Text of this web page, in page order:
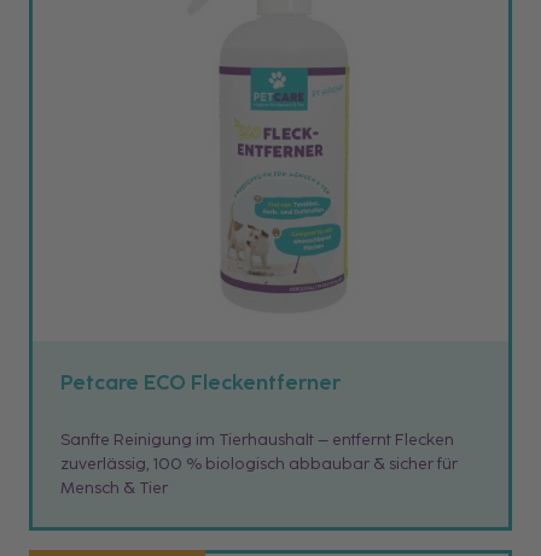
Petcare ECO Fleckentferner
Sanfte Reinigung im Tierhaushalt – entfernt Flecken
zuverlässig, 100 % biologisch abbaubar & sicher für
Mensch & Tier